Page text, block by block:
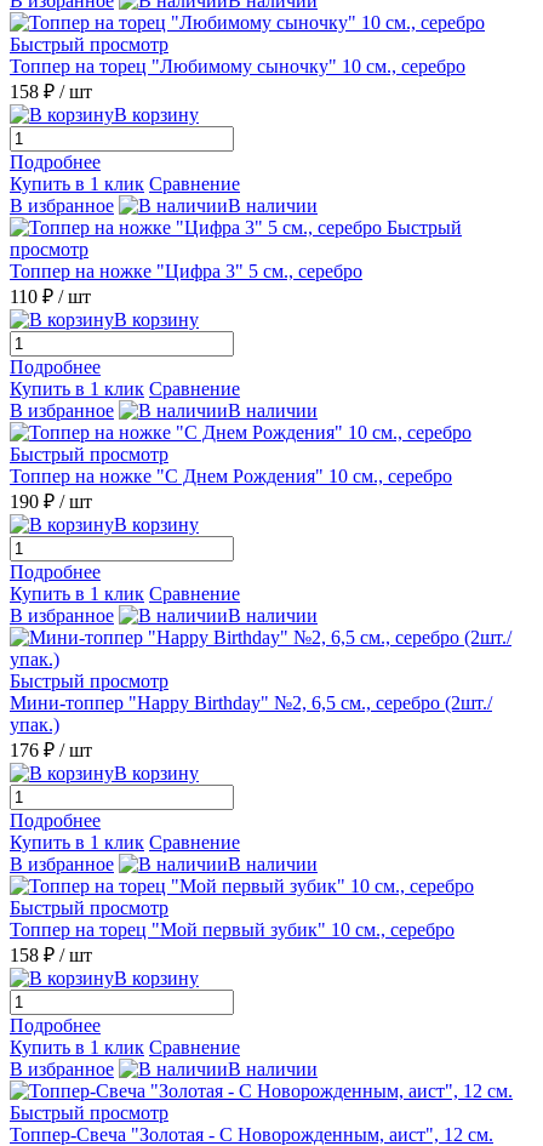
Быстрый просмотр
Топпер на торец "Любимому сыночку" 10 см., серебро
158 ₽ / шт
В корзину
Подробнее
Купить в 1 клик Сравнение
В избранное
В наличии
Быстрый
просмотр
Топпер на ножке "Цифра 3" 5 см., серебро
110 ₽ / шт
В корзину
Подробнее
Купить в 1 клик Сравнение
В избранное
В наличии
Быстрый просмотр
Топпер на ножке "С Днем Рождения" 10 см., серебро
190 ₽ / шт
В корзину
Подробнее
Купить в 1 клик Сравнение
В избранное
В наличии
Быстрый просмотр
Мини-топпер "Happy Birthday" №2, 6,5 см., серебро (2шт./
упак.)
176 ₽ / шт
В корзину
Подробнее
Купить в 1 клик Сравнение
В избранное
В наличии
Быстрый просмотр
Топпер на торец "Мой первый зубик" 10 см., серебро
158 ₽ / шт
В корзину
Подробнее
Купить в 1 клик Сравнение
В избранное
В наличии
Быстрый просмотр
Топпер-Свеча "Золотая - С Новорожденным, аист", 12 см.